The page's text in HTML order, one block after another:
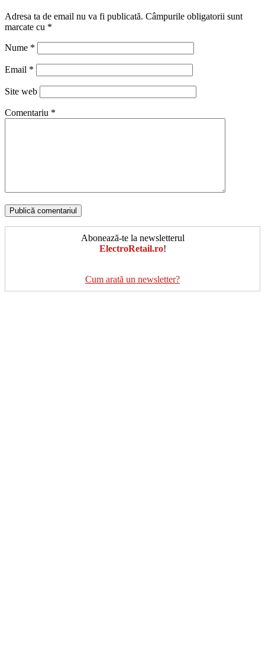
Adresa ta de email nu va fi publicată. Câmpurile obligatorii sunt
marcate cu *
Nume *
Email *
Site web
Comentariu *
Abonează-te la newsletterul
ElectroRetail.ro!
Cum arată un newsletter?